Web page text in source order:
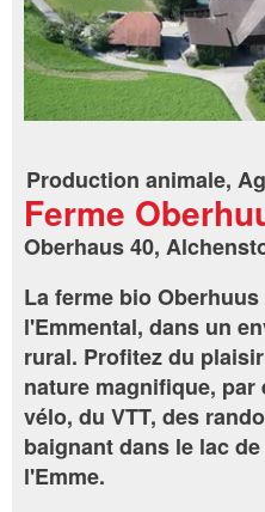
Production animale,
Ferme
Oberhaus 40,
La ferme bio
l'Emmental, dans un
rural. Profitez du
nature magnifique, par
vélo, du VTT, des
baignant dans le lac
l'Emme.